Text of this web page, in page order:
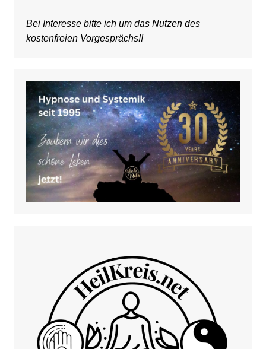
Bei Interesse bitte ich um das Nutzen des
kostenfreien Vorgesprächs!!